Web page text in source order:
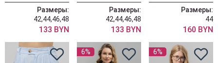
Размеры:
42,44,46,48
133 BYN
Размеры:
42,44,46,48
133 BYN
Размеры:
44
160 BYN
6% 6%